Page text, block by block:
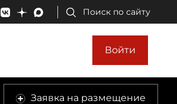
Поиск по сайту
Войти
Заявка на размещение